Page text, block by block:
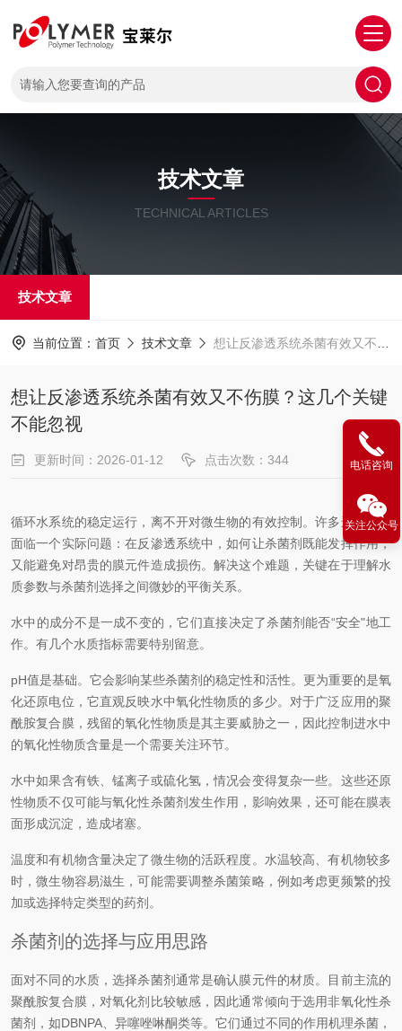
技术文章
TECHNICAL ARTICLES
技术文章
当前位置： 首页 技术文章 想让反渗透系统杀菌有效又不伤膜？这几个关键不能忽视
想让反渗透系统杀菌有效又不伤膜？这几个关键
不能忽视
更新时间：2026-01-12 点击次数：344
循环水系统的稳定运行，离不开对微生物的有效控制。许多运维人员
面临一个实际问题：在反渗透系统中，如何让杀菌剂既能发挥作用，
又能避免对昂贵的膜元件造成损伤。解决这个难题，关键在于理解水
质参数与杀菌剂选择之间微妙的平衡关系。
水中的成分不是一成不变的，它们直接决定了杀菌剂能否“安全"地工
作。有几个水质指标需要特别留意。
pH值是基础。它会影响某些杀菌剂的稳定性和活性。更为重要的是氧
化还原电位，它直观反映水中氧化性物质的多少。对于广泛应用的聚
酰胺复合膜，残留的氧化性物质是其主要威胁之一，因此控制进水中
的氧化性物质含量是一个需要关注环节。
水中如果含有铁、锰离子或硫化氢，情况会变得复杂一些。这些还原
性物质不仅可能与氧化性杀菌剂发生作用，影响效果，还可能在膜表
面形成沉淀，造成堵塞。
温度和有机物含量决定了微生物的活跃程度。水温较高、有机物较多
时，微生物容易滋生，可能需要调整杀菌策略，例如考虑更频繁的投
加或选择特定类型的药剂。
杀菌剂的选择与应用思路
面对不同的水质，选择杀菌剂通常是确认膜元件的材质。目前主流的
聚酰胺复合膜，对氧化剂比较敏感，因此通常倾向于选用非氧化性杀
菌剂，如DBNPA、异噻唑啉酮类等。它们通过不同的作用机理杀菌，
电话咨询
关注公众号